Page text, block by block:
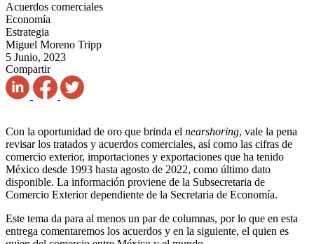
Acuerdos comerciales
Economía
Estrategia
Miguel Moreno Tripp
5 Junio, 2023
Compartir
Con la oportunidad de oro que brinda el nearshoring, vale la pena
revisar los tratados y acuerdos comerciales, así como las cifras de
comercio exterior, importaciones y exportaciones que ha tenido
México desde 1993 hasta agosto de 2022, como último dato
disponible. La información proviene de la Subsecretaria de
Comercio Exterior dependiente de la Secretaria de Economía.
Este tema da para al menos un par de columnas, por lo que en esta
entrega comentaremos los acuerdos y en la siguiente, el quien es